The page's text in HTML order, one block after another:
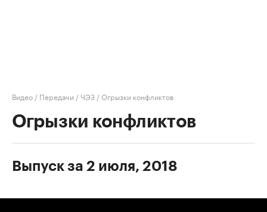
Видео / Передачи /ЧЭЗ /Огрызки конфликтов
Огрызки конфликтов
Выпуск за 2 июля, 2018